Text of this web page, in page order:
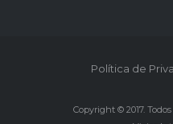
Política de
Copyright © 2017.